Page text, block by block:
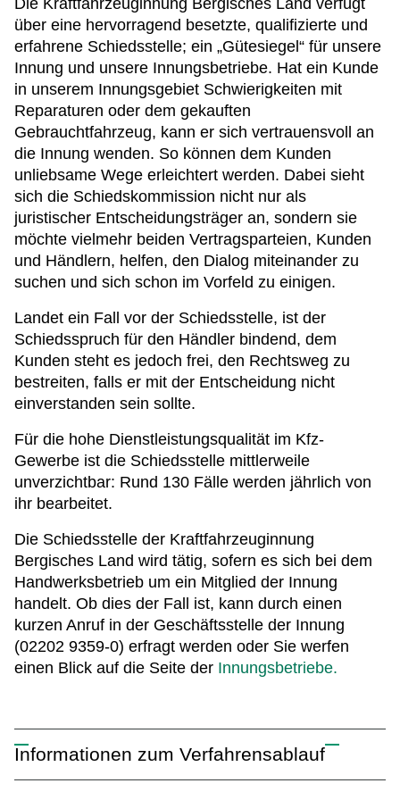
über eine hervorragend besetzte, qualifizierte und
erfahrene Schiedsstelle; ein „Gütesiegel“ für unsere
Innung und unsere Innungsbetriebe. Hat ein Kunde
in unserem Innungsgebiet Schwierigkeiten mit
Reparaturen oder dem gekauften
Gebrauchtfahrzeug, kann er sich vertrauensvoll an
die Innung wenden. So können dem Kunden
unliebsame Wege erleichtert werden. Dabei sieht
sich die Schiedskommission nicht nur als
juristischer Entscheidungsträger an, sondern sie
möchte vielmehr beiden Vertragsparteien, Kunden
und Händlern, helfen, den Dialog miteinander zu
suchen und sich schon im Vorfeld zu einigen.
Landet ein Fall vor der Schiedsstelle, ist der
Schiedsspruch für den Händler bindend, dem
Kunden steht es jedoch frei, den Rechtsweg zu
bestreiten, falls er mit der Entscheidung nicht
einverstanden sein sollte.
Für die hohe Dienstleistungsqualität im Kfz-
Gewerbe ist die Schiedsstelle mittlerweile
unverzichtbar: Rund 130 Fälle werden jährlich von
ihr bearbeitet.
Die Schiedsstelle der Kraftfahrzeuginnung
Bergisches Land wird tätig, sofern es sich bei dem
Handwerksbetrieb um ein Mitglied der Innung
handelt. Ob dies der Fall ist, kann durch einen
kurzen Anruf in der Geschäftsstelle der Innung
(02202 9359-0) erfragt werden oder Sie werfen
einen Blick auf die Seite der Innungsbetriebe.
Informationen zum Verfahrensablauf